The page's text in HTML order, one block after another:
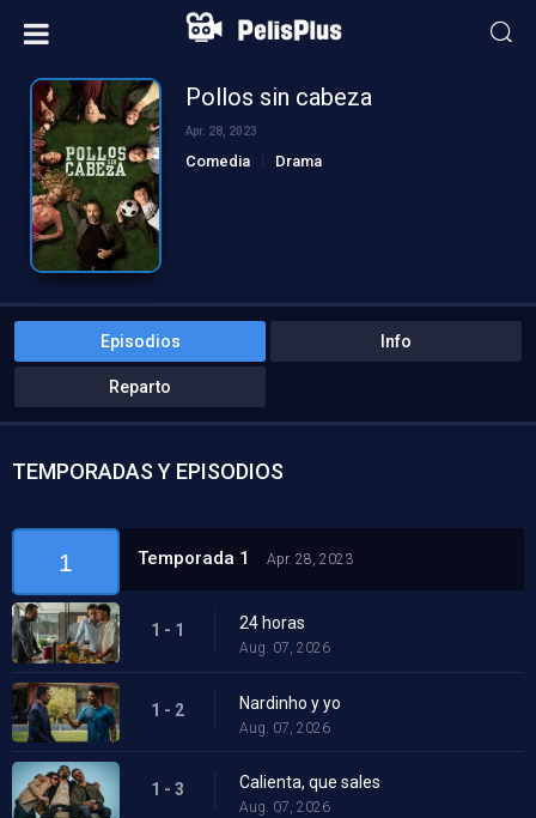
Pollos sin cabeza
Apr. 28, 2023
Comedia Drama
Episodios Info
Reparto
TEMPORADAS Y EPISODIOS
1 Temporada 1 Apr. 28, 2023
1 - 1 24 horas
Aug. 07, 2026
1 - 2 Nardinho y yo
Aug. 07, 2026
1 - 3 Calienta, que sales
Aug. 07, 2026